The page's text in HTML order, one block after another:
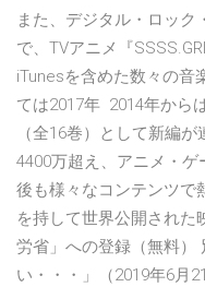
また、デジタル・ロック
で、TVアニメ『
iTunesを含めた数々の音
ては2017年 2014年から
（全16巻）として新編
4400万超え、アニメ・
後も様々なコンテンツで
を持して世界公開され
労省」への登録（無料）
い・・・」（2019年6月